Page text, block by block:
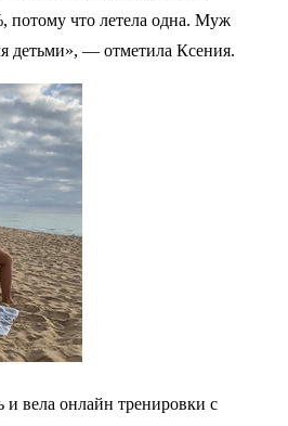
потому что летела одна. Муж
детьми», — отметила Ксения.
и вела онлайн тренировки с